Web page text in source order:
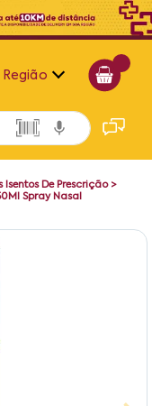
Região
Alagoas
Bahia
Paraíba
Pernambuco
Isentos De Prescrição>
Spray Nasal